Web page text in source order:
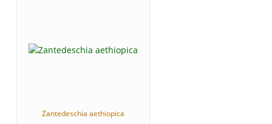
Zantedeschia aethiopica